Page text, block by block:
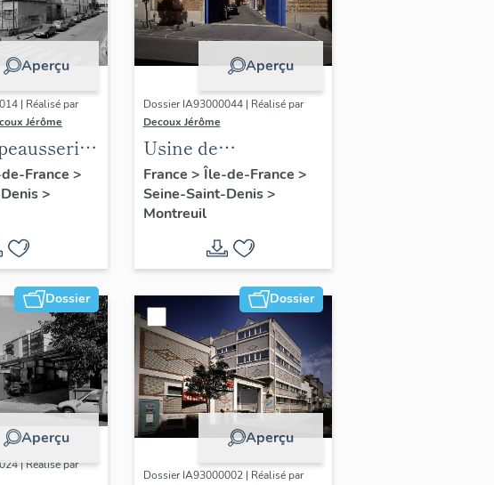
Aperçu
| Réalisé par
Jérôme
lapin)
frères
Société
C. et
et
ateliers
France >
>
Aperçu
Dossier IA93000044 | Réalisé par
Decoux Jérôme
Usine de
construction
automobile SDA,
actuellement hôtel
industriel
France > Île-de-France >
Seine-Saint-Denis>
Montreuil
Dossier
Aperçu
| Réalisé par
Dossier
Aperçu
Dossier IA93000002 | Réalisé par